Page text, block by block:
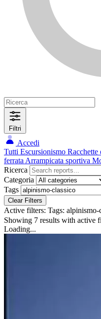
Filtri
Accedi
Tutti Escursionismo Racchette
ferrata Arrampicata sportiva
Ricerca
Categoria
Tags
Clear Filters
Active filters: Tags: alpinismo-
Showing 7 results with active
Loading...